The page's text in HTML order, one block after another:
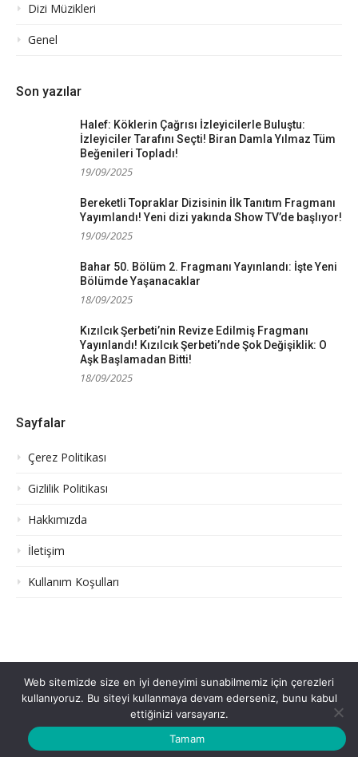
Dizi Müzikleri
Genel
Son yazılar
Halef: Köklerin Çağrısı İzleyicilerle Buluştu:
İzleyiciler Tarafını Seçti! Biran Damla Yılmaz Tüm
Beğenileri Topladı!
19/09/2025
Bereketli Topraklar Dizisinin İlk Tanıtım Fragmanı
Yayımlandı! Yeni dizi yakında Show TV’de başlıyor!
19/09/2025
Bahar 50. Bölüm 2. Fragmanı Yayınlandı: İşte Yeni
Bölümde Yaşanacaklar
18/09/2025
Kızılcık Şerbeti’nin Revize Edilmiş Fragmanı
Yayınlandı! Kızılcık Şerbeti’nde Şok Değişiklik: O
Aşk Başlamadan Bitti!
18/09/2025
Sayfalar
Çerez Politikası
Gizlilik Politikası
Hakkımızda
İletişim
Kullanım Koşulları
Hakkımızda Gizlilik Politikası
Çerez Politikası
İletişim
Kullanım Koşulları
Telif hakkı © 2026 Dizi Postası–FameThemes
tarafından
hazırlanan Glob teması
Web sitemizde size en iyi deneyimi sunabilmemiz için çerezleri
kullanıyoruz. Bu siteyi kullanmaya devam ederseniz, bunu kabul
ettiğinizi varsayarız.
Tamam